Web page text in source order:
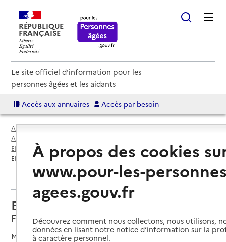
RÉPUBLIQUE
FRANÇAISE
Le site officiel d'information pour les
personnes âgées et les aidants
Accès aux annuaires Accès par besoin
Accueil
Annuaire EHPAD et maisons de retraite
EHPAD par département
Vendée (85)
Falleron
EHPAD Les Glycines
Retour aux résultats de l'annuaire
EHPAD Les Glycines
Falleron, VENDEE
Mis à jour le11/12/2025
À propos des cookies
www.pour-les-
agees.gouv.fr
Découvrez comment nous collectons, nous utilisons,
données en lisant notre notice d’information sur la
à caractère personnel.